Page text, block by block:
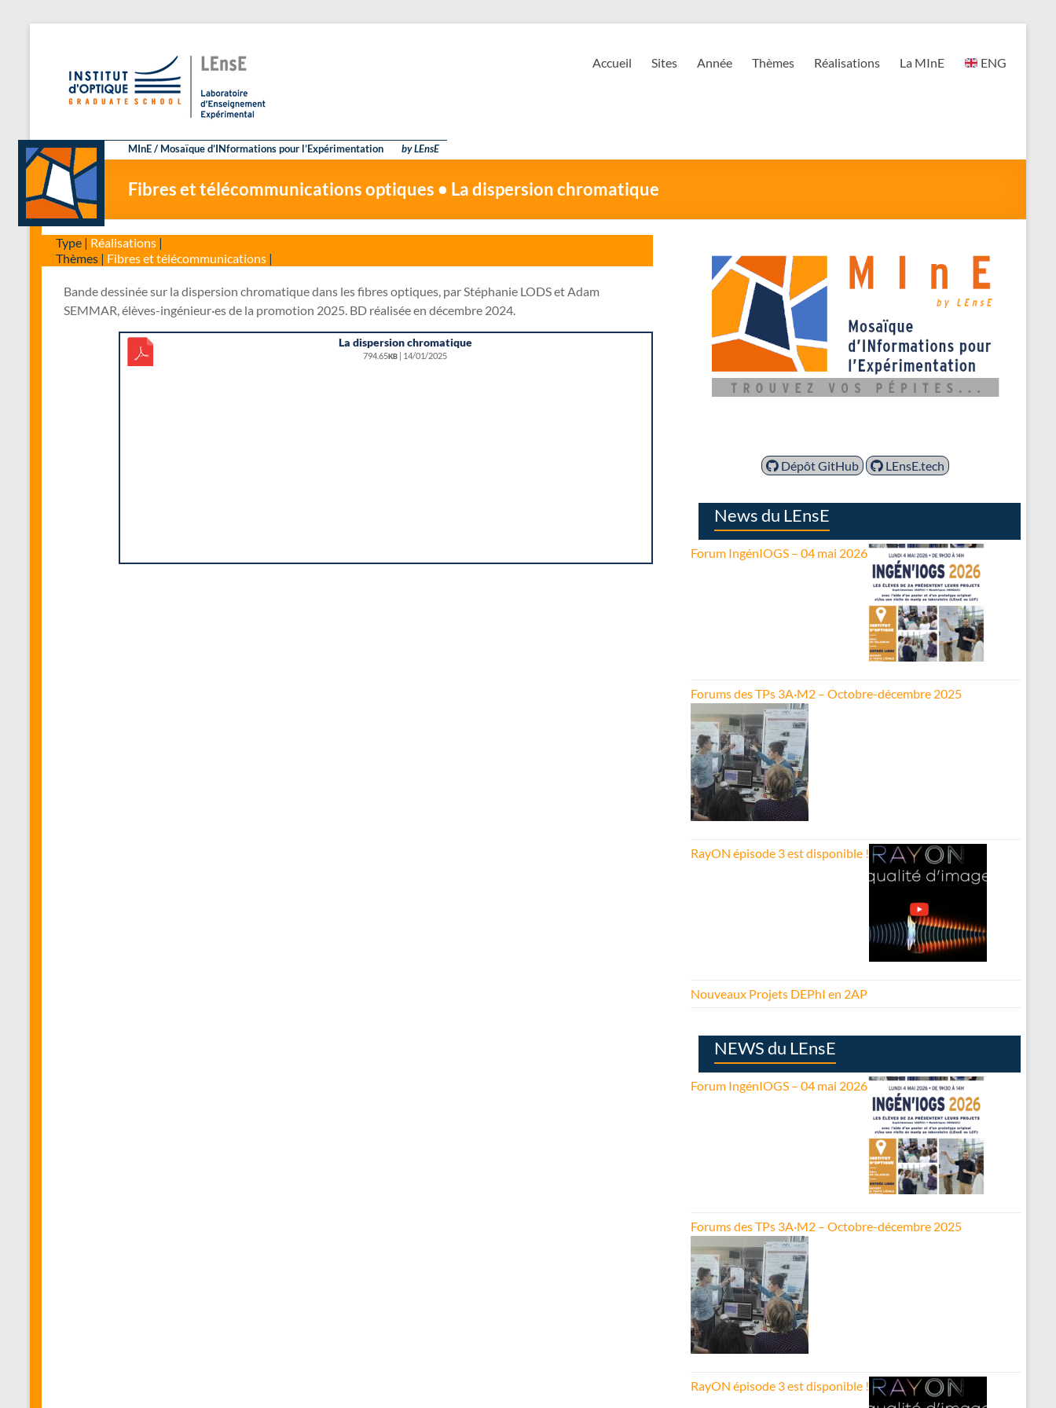
Accueil Sites Année Thèmes Réalisations La MInE ENG
MInE / Mosaïque d’INformations pour l’Expérimentation by LEnsE
Fibres et télécommunications optiques • La dispersion chromatique
Type | Réalisations|
Thèmes | Fibres et télécommunications|
Bande dessinée sur la dispersion chromatique dans les fibres optiques, par Stéphanie LODS et Adam
SEMMAR, élèves-ingénieur·es de la promotion 2025. BD réalisée en décembre 2024.
La dispersion chromatique
794.65KB | 14/01/2025
Dépôt GitHub LEnsE.tech
News du LEnsE
Forum IngénIOGS – 04 mai 2026
Forums des TPs 3A·M2 – Octobre-décembre 2025
RayON épisode 3 est disponible !
Nouveaux Projets DEPhI en 2AP
NEWS du LEnsE
Forum IngénIOGS – 04 mai 2026
Forums des TPs 3A·M2 – Octobre-décembre 2025
RayON épisode 3 est disponible !